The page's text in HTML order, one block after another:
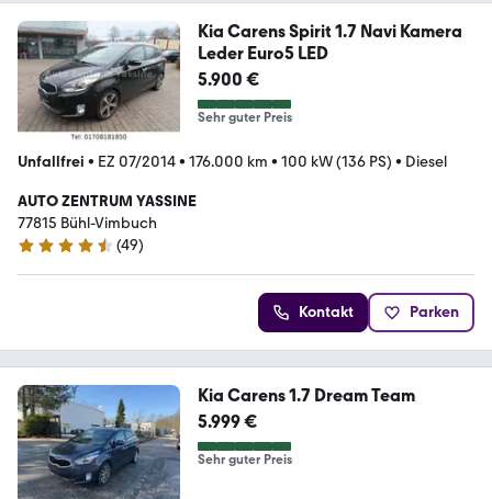
Kia Carens Spirit 1.7 Navi Kamera
Leder Euro5 LED
5.900 €
Sehr guter Preis
Unfallfrei • EZ 07/2014• 176.000 km • 100 kW (136 PS) • Diesel
AUTO ZENTRUM YASSINE
77815 Bühl-Vimbuch
4.5 Sterne
(49)
Kontakt Parken
Kia Carens 1.7 Dream Team
5.999 €
Sehr guter Preis